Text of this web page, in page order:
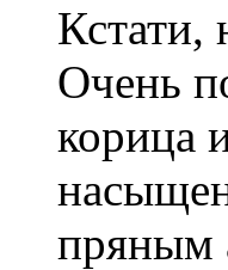
Кстати,
Очень
корица
пряным